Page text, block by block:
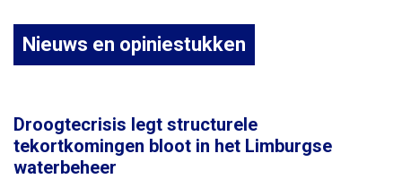
Nieuws en opiniestukken
Droogtecrisis legt structurele
tekortkomingen bloot in het Limburgse
waterbeheer